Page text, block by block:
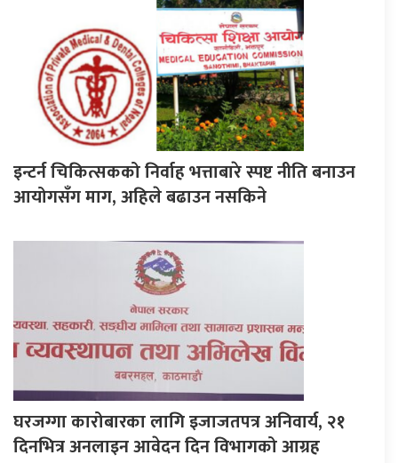
इन्टर्न चिकित्सकको निर्वाह भत्ताबारे स्पष्ट नीति बनाउन
आयोगसँग माग, अहिले बढाउन नसकिने
घरजग्गा कारोबारका लागि इजाजतपत्र अनिवार्य, २१
दिनभित्र अनलाइन आवेदन दिन विभागको आग्रह